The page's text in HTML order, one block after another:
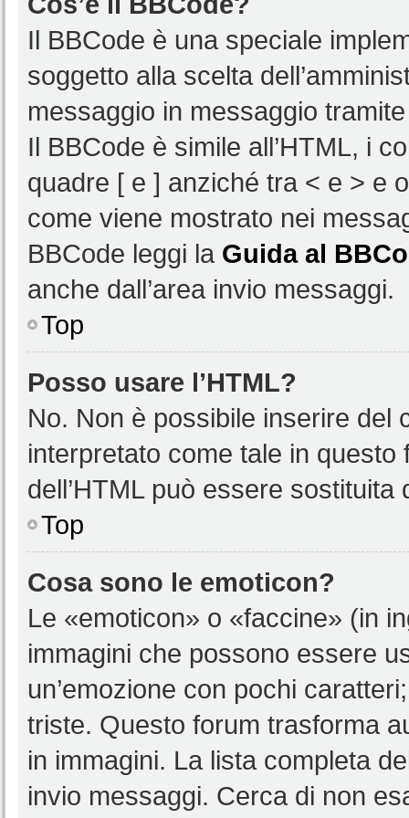
Il BBCode è una speciale
soggetto alla scelta
messaggio in messaggio
Il BBCode è simile all’HTML, i
quadre [ e ] anziché tra < e > e
come viene mostrato nei
BBCode leggi la Guida al
anche dall’area invio messaggi.
Top
Posso usare l’HTML?
No. Non è possibile inserire del
interpretato come tale in
dell’HTML può essere sostituita
Top
Cosa sono le emoticon?
Le «emoticon» o «faccine» (in
immagini che possono essere
un’emozione con pochi
triste. Questo forum trasforma
in immagini. La lista completa
invio messaggi. Cerca di non